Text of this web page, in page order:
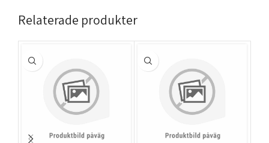
Relaterade produkter